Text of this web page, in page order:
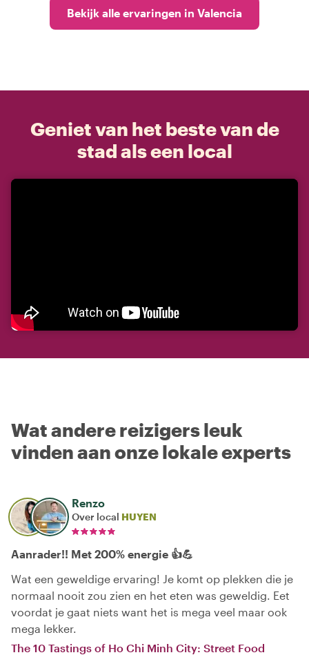
Bekijk alle ervaringen in Valencia
Geniet van het beste van de
stad als een local
Wat andere reizigers leuk
vinden aan onze lokale experts
Renzo
Over local HUYEN
Aanrader!! Met 200% energie 👍💪
Wat een geweldige ervaring! Je komt op plekken die je
normaal nooit zou zien en het eten was geweldig. Eet
voordat je gaat niets want het is mega veel maar ook
mega lekker.
The 10 Tastings of Ho Chi Minh City: Street Food